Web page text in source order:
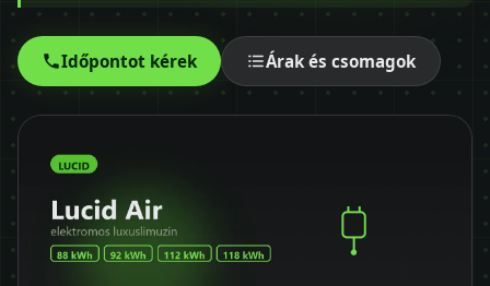
+36 30 680 7511
Időpontot kérek Árak és csomagok